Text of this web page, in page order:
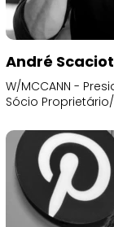
André
W/MCCANN -
Sócio